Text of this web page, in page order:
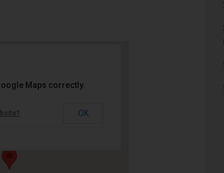
René Mouchotte -
Maps correctly.
OK